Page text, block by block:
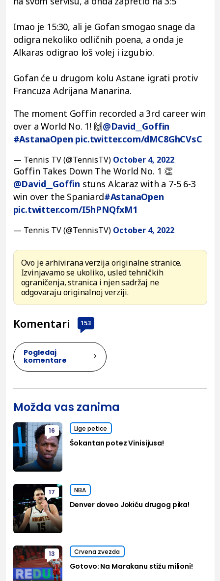
Imao je 15:30, ali je Gofan smogao snage da
odigra nekoliko odličnih poena, a onda je
Alkaras odigrao loš volej i izgubio.
Gofan će u drugom kolu Astane igrati protiv
Francuza Adrijana Manarina.
The moment Goffin recorded a 3rd career win
over a World No. 1! 🙌@David__Goffin
#AstanaOpen pic.twitter.com/dMC8GhCVsC
— Tennis TV (@TennisTV) October 4, 2022
Goffin Takes Down The World No. 1 👏
@David__Goffin stuns Alcaraz with a 7-5 6-3
win over the Spaniard#AstanaOpen
pic.twitter.com/I5hPNQfxM1
— Tennis TV (@TennisTV) October 4, 2022
Ovo je arhivirana verzija originalne stranice.
Izvinjavamo se ukoliko, usled tehničkih
ograničenja, stranica i njen sadržaj ne
odgovaraju originalnoj verziji.
Komentari 153
Pogledaj
komentare
Možda vas zanima
16 Lige petice
Šokantan potez Vinisijusa!
17 NBA
Denver doveo Jokiću drugog pika!
13 Crvena zvezda
Gotovo: Na Marakanu stižu milioni!